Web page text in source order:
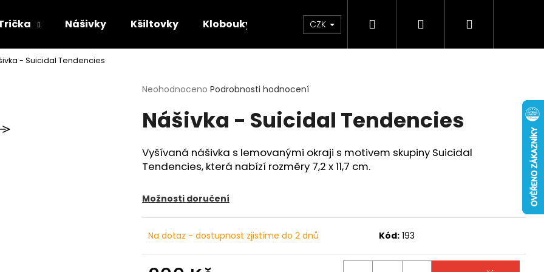
Nášivky Kšiltovky Klobouky Osušky Mikiny Čepice
CZK Hledat PřihlášeníNákupní
- Suicidal Tendencies
Průměrné
produktu
je
z
5
hvězdiček.
Neohodnoceno Podrobnosti hodnocení
Nášivka - Suicidal Tendencies
Vyšívaná nášivka s lemovanými okraji s motivem skupiny Suicidal
Tendencies, která nabízí rozměry 7,2 x 11,7 cm.
Možnosti doručení
Na dotaz - dostupnost zjistíme do 2 dnů Kód: 193
Co potřebujete najít?
HLEDAT
TRIČKO - ACID BATH - WHEN THE KITE